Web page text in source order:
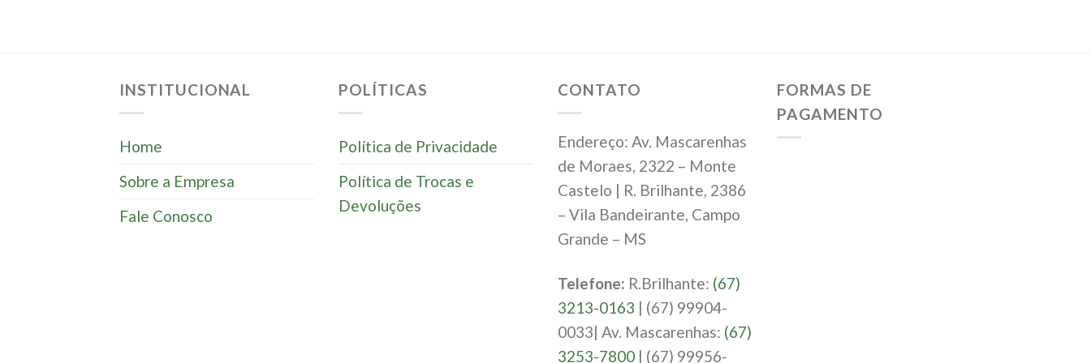
INSTITUCIONAL
Home
Sobre a Empresa
Fale Conosco
POLÍTICAS
Política de Privacidade
Política de Trocas e
Devoluções
CONTATO
Endereço: Av. Mascarenhas
de Moraes, 2322 – Monte
Castelo | R. Brilhante, 2386
– Vila Bandeirante, Campo
Grande – MS
Telefone: R.Brilhante: (67)
3213-0163 | (67) 99904-
0033| Av. Mascarenhas: (67)
3253-7800 | (67) 99956-
FORMAS DE
PAGAMENTO